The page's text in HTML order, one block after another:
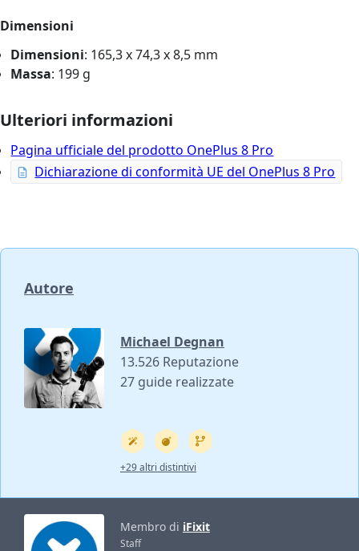
Dimensioni
Dimensioni: 165,3 x 74,3 x 8,5 mm
Massa: 199 g
Ulteriori informazioni
Pagina ufficiale del prodotto OnePlus 8 Pro
Dichiarazione di conformità UE del OnePlus 8 Pro
Autore
Michael Degnan
13.526 Reputazione
27 guide realizzate
+29 altri distintivi
Membro di iFixit
Staff